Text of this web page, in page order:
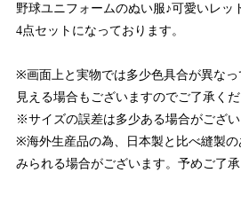
野球ユニフォームのぬい服♪可愛いレッ
4点セットになっております。
※画面上と実物では多少色具合が異なっ
見える場合もございますのでご了承くだ
※サイズの誤差は多少ある場合がござい
※海外生産品の為、日本製と比べ縫製の
みられる場合がございます。予めご了承